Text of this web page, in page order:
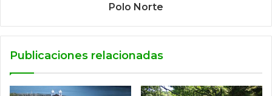
Polo Norte
Publicaciones relacionadas